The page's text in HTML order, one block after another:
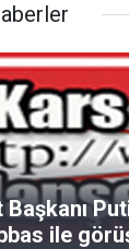
Başkanı
ile